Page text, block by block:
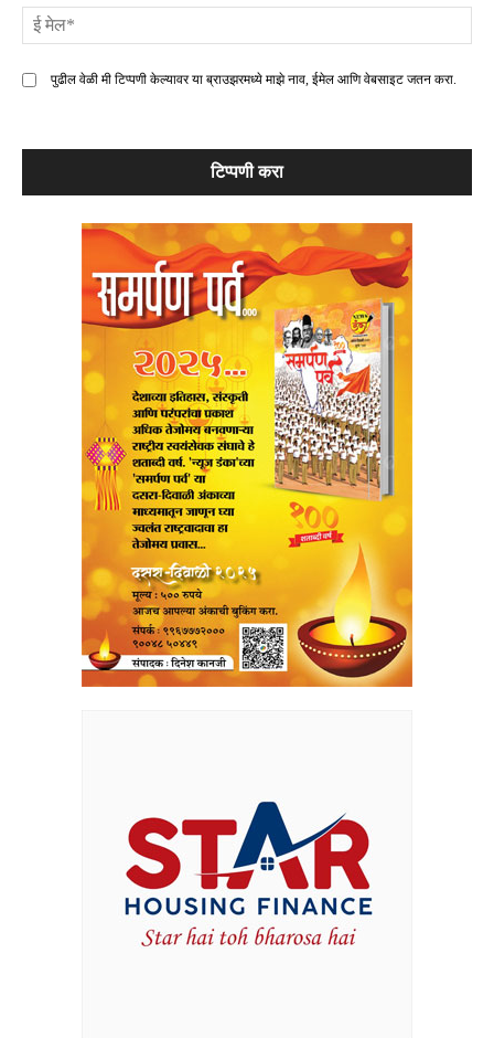
पुढील वेळी मी टिप्पणी केल्यावर या ब्राउझरमध्ये माझे नाव, ईमेल आणि वेबसाइट जतन करा.